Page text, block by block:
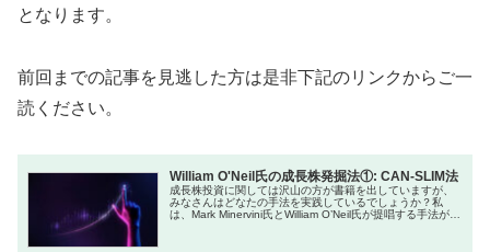
となります。
前回までの記事を見逃した方は是非下記のリンクからご一
読ください。
William O'Neil氏の成長株発掘法①: CAN-SLIM法
成長株投資に関しては沢山の方が書籍を出していますが、
みなさんはどなたの手法を実践しているでしょうか？私
は、Mark Minervini氏とWilliam O’Neil氏が提唱する手法が大